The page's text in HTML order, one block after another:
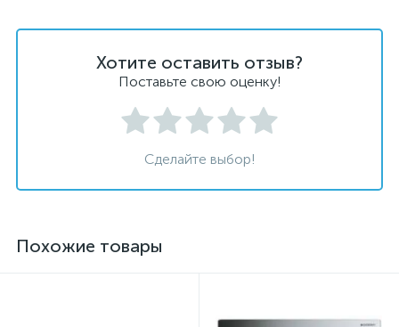
Хотите оставить отзыв?
Поставьте свою оценку!
Сделайте выбор!
Похожие товары